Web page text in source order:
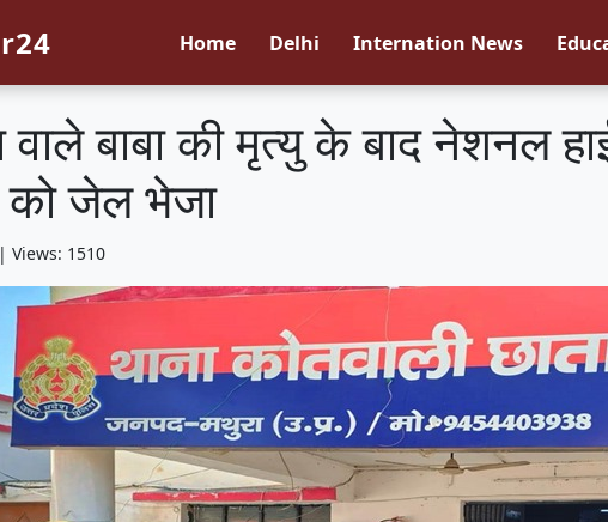
Home Delhi Internation News
बाबा की मृत्यु के बाद नेशनल
को जेल भेजा
Views: 1510